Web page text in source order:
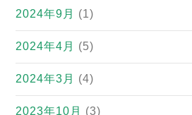
2024年9月 (1)
2024年4月 (5)
2024年3月 (4)
2023年10月 (3)